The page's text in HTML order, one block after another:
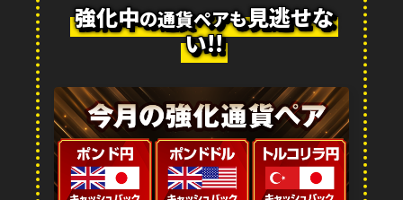
強化中の通貨ペアも見逃せな
い!!